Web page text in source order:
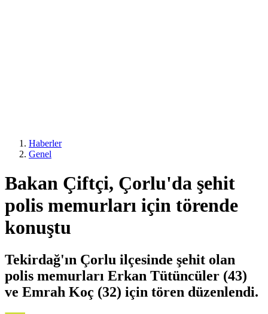
Haberler
Genel
Bakan Çiftçi, Çorlu'da şehit
polis memurları için törende
konuştu
Tekirdağ'ın Çorlu ilçesinde şehit olan
polis memurları Erkan Tütüncüler (43)
ve Emrah Koç (32) için tören düzenlendi.